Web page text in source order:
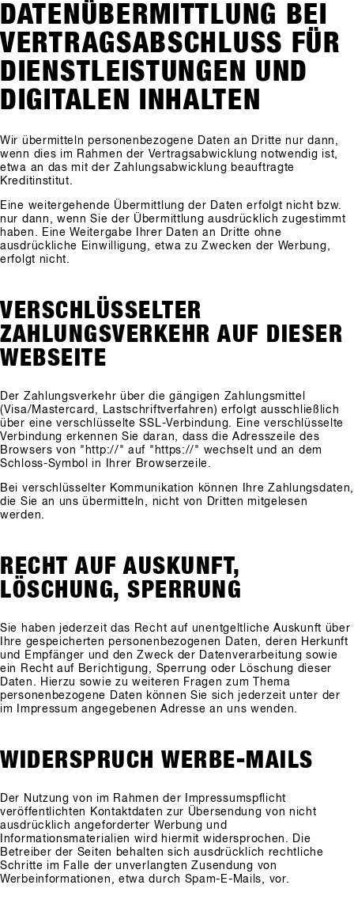
DATENÜBERMITTLUNG BEI
VERTRAGSABSCHLUSS FÜR
DIENSTLEISTUNGEN UND
DIGITALEN INHALTEN
Wir übermitteln personenbezogene Daten an Dritte nur dann,
wenn dies im Rahmen der Vertragsabwicklung notwendig ist,
etwa an das mit der Zahlungsabwicklung beauftragte
Kreditinstitut.
Eine weitergehende Übermittlung der Daten erfolgt nicht bzw.
nur dann, wenn Sie der Übermittlung ausdrücklich zugestimmt
haben. Eine Weitergabe Ihrer Daten an Dritte ohne
ausdrückliche Einwilligung, etwa zu Zwecken der Werbung,
erfolgt nicht.
VERSCHLÜSSELTER
ZAHLUNGSVERKEHR AUF DIESER
WEBSEITE
Der Zahlungsverkehr über die gängigen Zahlungsmittel
(Visa/Mastercard, Lastschriftverfahren) erfolgt ausschließlich
über eine verschlüsselte SSL-Verbindung. Eine verschlüsselte
Verbindung erkennen Sie daran, dass die Adresszeile des
Browsers von "http://" auf "https://" wechselt und an dem
Schloss-Symbol in Ihrer Browserzeile.
Bei verschlüsselter Kommunikation können Ihre Zahlungsdaten,
die Sie an uns übermitteln, nicht von Dritten mitgelesen
werden.
RECHT AUF AUSKUNFT,
LÖSCHUNG, SPERRUNG
Sie haben jederzeit das Recht auf unentgeltliche Auskunft über
Ihre gespeicherten personenbezogenen Daten, deren Herkunft
und Empfänger und den Zweck der Datenverarbeitung sowie
ein Recht auf Berichtigung, Sperrung oder Löschung dieser
Daten. Hierzu sowie zu weiteren Fragen zum Thema
personenbezogene Daten können Sie sich jederzeit unter der
im Impressum angegebenen Adresse an uns wenden.
WIDERSPRUCH WERBE-MAILS
Der Nutzung von im Rahmen der Impressumspflicht
veröffentlichten Kontaktdaten zur Übersendung von nicht
ausdrücklich angeforderter Werbung und
Informationsmaterialien wird hiermit widersprochen. Die
Betreiber der Seiten behalten sich ausdrücklich rechtliche
Schritte im Falle der unverlangten Zusendung von
Werbeinformationen, etwa durch Spam-E-Mails, vor.